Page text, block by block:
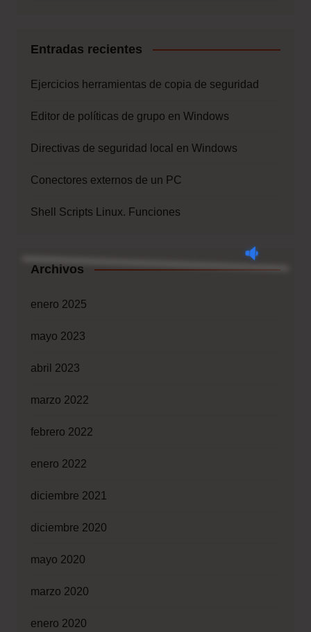
Entradas recientes
Ejercicios herramientas de copia de seguridad
Editor de políticas de grupo en Windows
Directivas de seguridad local en Windows
Conectores externos de un PC
Shell Scripts Linux. Funciones
Archivos
enero 2025
mayo 2023
abril 2023
marzo 2022
febrero 2022
enero 2022
diciembre 2021
diciembre 2020
mayo 2020
marzo 2020
enero 2020